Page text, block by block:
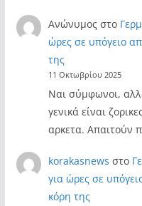
Ανώνυμος στο
ώρες σε υπόγειο
της
11 Οκτωβρίου 2025
Ναι σύμφωνοι,
γενικά είναι
αρκετα. Απαιτούν
korakasnews στο
για ώρες σε
κόρη της